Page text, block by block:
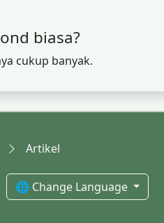
biasa?
cukup banyak.
Artikel
🌐 Change Language